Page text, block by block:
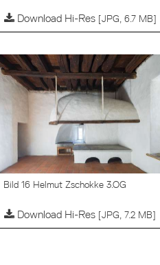
Download Hi-Res [JPG, 6.7 MB]
Bild 16 Helmut Zschokke 3.OG
Download Hi-Res [JPG, 7.2 MB]